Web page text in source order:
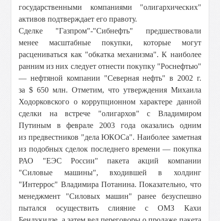
государственными компаниями "олигархических"
активов подтверждает его правоту.
Сделке "Газпром"-"Сибнефть" предшествовали
менее масштабные покупки, которые могут
расцениваться как "обкатка механизма". К наиболее
ранним из них следует отнести покупку "Роснефтью"
— нефтяной компании "Северная нефть" в 2002 г.
за $ 650 млн. Отметим, что утверждения Михаила
Ходорковского о коррупционном характере данной
сделки на встрече "олигархов" с Владимиром
Путиным в феврале 2003 года оказались одним
из предвестников "дела ЮКОСа". Наиболее заметная
из подобных сделок последнего времени — покупка
РАО "ЕЭС России" пакета акций компании
"Силовые машины", входившей в холдинг
"Интеррос" Владимира Потанина. Показательно, что
менеджмент "Силовых машин" ранее безуспешно
пытался осуществить слияние с ОМЗ Кахи